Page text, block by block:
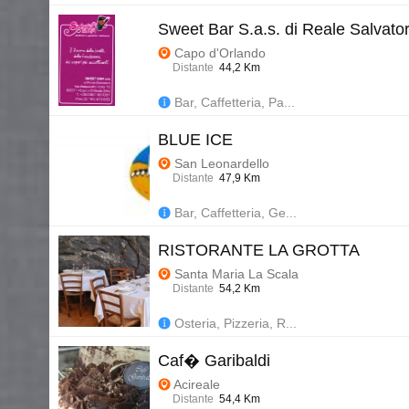
Sweet Bar S.a.s. di Reale
Capo d'Orlando
Distante 44,2 Km
Bar, Caffetteria, Pa...
BLUE ICE
San Leonardello
Distante 47,9 Km
Bar, Caffetteria, Ge...
RISTORANTE LA GROTTA
Santa Maria La Scala
Distante 54,2 Km
Osteria, Pizzeria, R...
Caf� Garibaldi
Acireale
Distante 54,4 Km